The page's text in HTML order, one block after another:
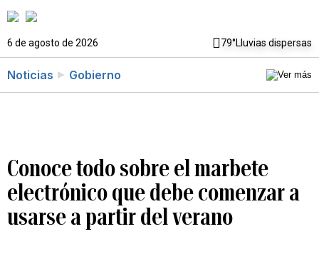
6 de agosto de 2026 79°Lluvias dispersas
Noticias Gobierno
Conoce todo sobre el marbete
electrónico que debe comenzar a
usarse a partir del verano